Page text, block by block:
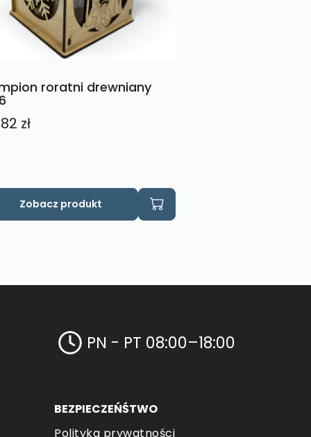
roratni drewniany
zł
Zobacz produkt
PN - PT 08:00–18:00
BEZPIECZEŃŚTWO
Polityka prywatności